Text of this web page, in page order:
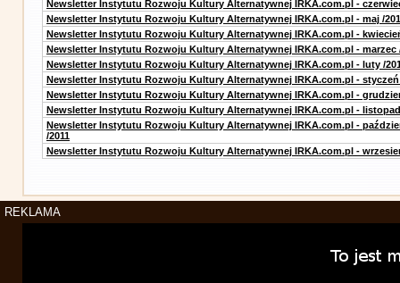
Newsletter Instytutu Rozwoju Kultury Alternatywnej IRKA.com.pl -
Newsletter Instytutu Rozwoju Kultury Alternatywnej IRKA.com.pl - maj /
Newsletter Instytutu Rozwoju Kultury Alternatywnej IRKA.com.pl -
Newsletter Instytutu Rozwoju Kultury Alternatywnej IRKA.com.pl - marzec
Newsletter Instytutu Rozwoju Kultury Alternatywnej IRKA.com.pl - luty /
Newsletter Instytutu Rozwoju Kultury Alternatywnej IRKA.com.pl - styczeń
Newsletter Instytutu Rozwoju Kultury Alternatywnej IRKA.com.pl -
Newsletter Instytutu Rozwoju Kultury Alternatywnej IRKA.com.pl - listopad
Newsletter Instytutu Rozwoju Kultury Alternatywnej IRKA.com.pl -
/2011
Newsletter Instytutu Rozwoju Kultury Alternatywnej IRKA.com.pl -
REKLAMA